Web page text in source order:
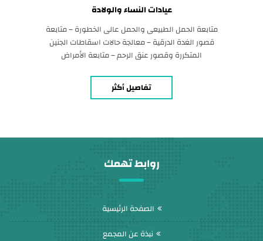
عيادات النساء والولادة
متابعة الحمل الطبيعى والحمل عالى الخطورة – متابعة
قصور الغدة الدرقية – معالجة حالات اسقاطات الجنين
المتكررة وقصور عنق الرحم – متابعة الأمراض
الأسبوع الثانى عشر – علاج تكيسات المبايض والاورام
الليفيه – كشف سرطان عنق الرحم وإعطاء اللقاح الخاص
تفاصيل أكثر
روابط تهمك
الصفحة الرئيسية
نبذة عن المجمع